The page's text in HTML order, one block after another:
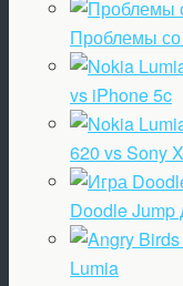
Проблемы со
vs iPhone 5c
620 vs Sony
Doodle Jump
Lumia